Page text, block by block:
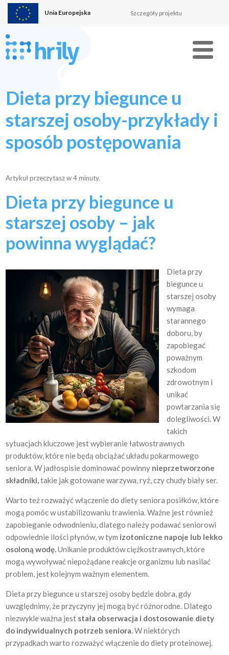
Unia Europejska Szczegóły projektu
Menu
Dieta przy biegunce u
starszej osoby-przykłady i
sposób postępowania
Artykuł przeczytasz w4 minuty.
Dieta przy biegunce u
starszej osoby – jak
powinna wyglądać?
Dieta przy
biegunce u
starszej osoby
wymaga
starannego
doboru, by
zapobiegać
poważnym
szkodom
zdrowotnym i
unikać
powtarzania się
dolegliwości. W
takich
sytuacjach kluczowe jest wybieranie łatwostrawnych
produktów, które nie będą obciążać układu pokarmowego
seniora. W jadłospisie dominować powinny nieprzetworzone
składniki,takie jak gotowane warzywa, ryż, czy chudy biały ser.
Warto też rozważyć włączenie do diety seniora posiłków, które
mogą pomóc w ustabilizowaniu trawienia. Ważne jest również
zapobieganie odwodnieniu, dlatego należy podawać seniorowi
odpowiednie ilości płynów, w tym izotoniczne napoje lub lekko
osoloną wodę.Unikanie produktów ciężkostrawnych, które
mogą wywoływać niepożądane reakcje organizmu lub nasilać
problem, jest kolejnym ważnym elementem.
Dieta przy biegunce u starszej osoby będzie dobra, gdy
uwzględnimy, że przyczyny jej mogą być różnorodne. Dlatego
niezwykle ważna jest stała obserwacja i dostosowanie diety
do indywidualnych potrzeb seniora.W niektórych
przypadkach warto rozważyć włączenie do diety proteinowej.